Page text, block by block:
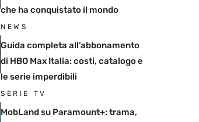
che ha conquistato il mondo
NEWS
Guida completa all’abbonamento
di HBO Max Italia: costi, catalogo e
le serie imperdibili
SERIE TV
MobLand su Paramount+: trama,